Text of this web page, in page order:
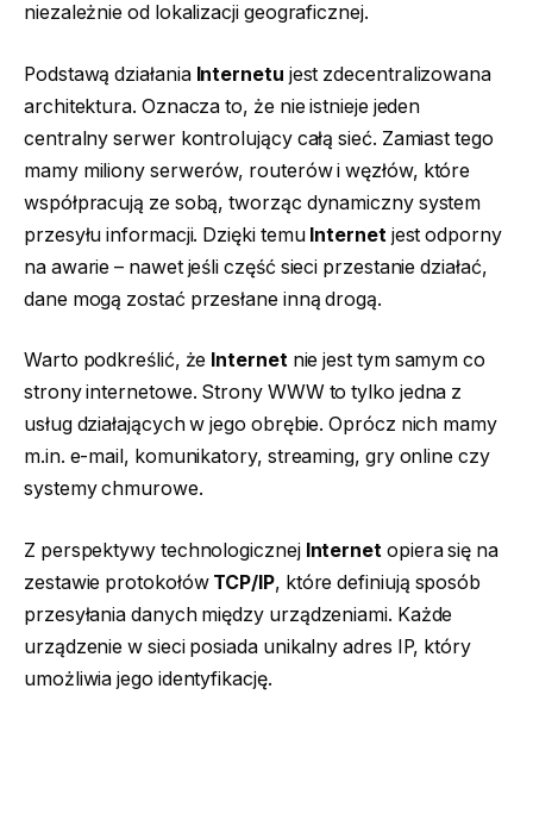
niezależnie od lokalizacji geograficznej.
Podstawą działania Internetu jest zdecentralizowana
architektura. Oznacza to, że nie istnieje jeden
centralny serwer kontrolujący całą sieć. Zamiast tego
mamy miliony serwerów, routerów i węzłów, które
współpracują ze sobą, tworząc dynamiczny system
przesyłu informacji. Dzięki temu Internet jest odporny
na awarie – nawet jeśli część sieci przestanie działać,
dane mogą zostać przesłane inną drogą.
Warto podkreślić, że Internetnie jest tym samym co
strony internetowe. Strony WWW to tylko jedna z
usług działających w jego obrębie. Oprócz nich mamy
m.in. e-mail, komunikatory, streaming, gry online czy
systemy chmurowe.
Z perspektywy technologicznej Internet opiera się na
zestawie protokołów TCP/IP, które definiują sposób
przesyłania danych między urządzeniami. Każde
urządzenie w sieci posiada unikalny adres IP, który
umożliwia jego identyfikację.